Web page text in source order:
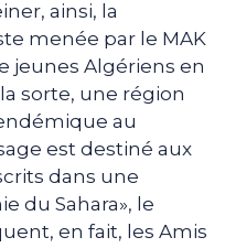
ainsi, la
menée par le MAK
jeunes Algériens en
sorte, une région
au
est destiné aux
dans une
du Sahara», le
en fait, les Amis